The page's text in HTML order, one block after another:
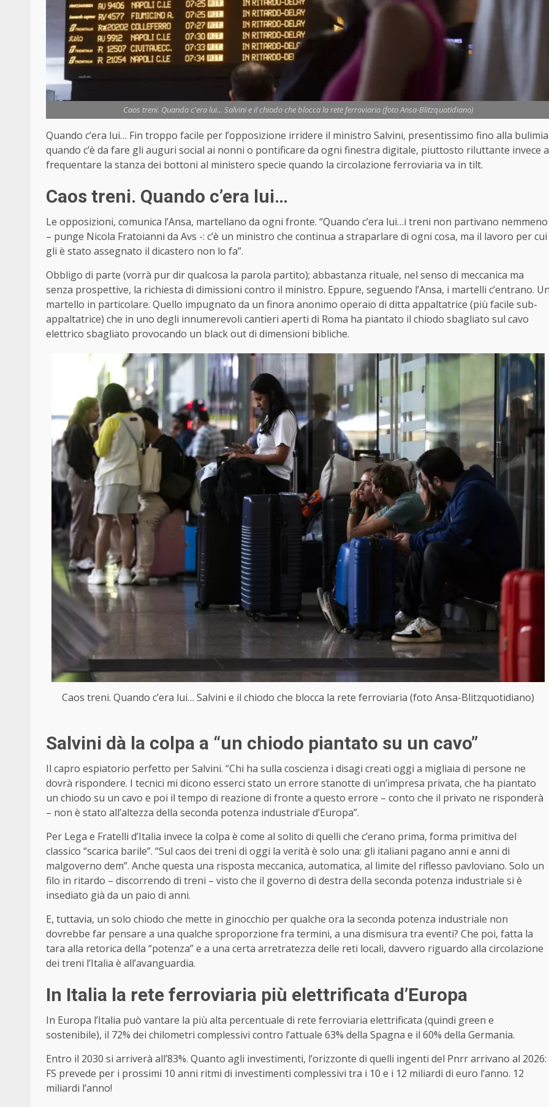
Caos treni. Quando c'era lui... Salvini e il chiodo che blocca la rete ferroviaria (foto Ansa-Blitzquotidiano)
Quando c’era lui… Fin troppo facile per l’opposizione irridere il ministro Salvini, presentissimo fino alla bulimia
quando c’è da fare gli auguri social ai nonni o pontificare da ogni finestra digitale, piuttosto riluttante invece a
frequentare la stanza dei bottoni al ministero specie quando la circolazione ferroviaria va in tilt.
Caos treni. Quando c’era lui…
Le opposizioni, comunica l’Ansa, martellano da ogni fronte. “Quando c’era lui…i treni non partivano nemmeno
– punge Nicola Fratoianni da Avs -: c’è un ministro che continua a straparlare di ogni cosa, ma il lavoro per cui
gli è stato assegnato il dicastero non lo fa”.
Obbligo di parte (vorrà pur dir qualcosa la parola partito); abbastanza rituale, nel senso di meccanica ma
senza prospettive, la richiesta di dimissioni contro il ministro. Eppure, seguendo l’Ansa, i martelli c’entrano.
martello in particolare. Quello impugnato da un finora anonimo operaio di ditta appaltatrice (più facile sub-
appaltatrice) che in uno degli innumerevoli cantieri aperti di Roma ha piantato il chiodo sbagliato sul cavo
elettrico sbagliato provocando un black out di dimensioni bibliche.
Caos treni. Quando c’era lui… Salvini e il chiodo che blocca la rete ferroviaria (foto Ansa-Blitzquotidiano)
Salvini dà la colpa a “un chiodo piantato su un cavo”
Il capro espiatorio perfetto per Salvini. “Chi ha sulla coscienza i disagi creati oggi a migliaia di persone ne
dovrà rispondere. I tecnici mi dicono esserci stato un errore stanotte di un’impresa privata, che ha piantato
un chiodo su un cavo e poi il tempo di reazione di fronte a questo errore – conto che il privato ne risponderà
– non è stato all’altezza della seconda potenza industriale d’Europa”.
Per Lega e Fratelli d’Italia invece la colpa è come al solito di quelli che c’erano prima, forma primitiva del
classico “scarica barile”. “Sul caos dei treni di oggi la verità è solo una: gli italiani pagano anni e anni di
malgoverno dem”. Anche questa una risposta meccanica, automatica, al limite del riflesso pavloviano. Solo un
filo in ritardo – discorrendo di treni – visto che il governo di destra della seconda potenza industriale si è
insediato già da un paio di anni.
E, tuttavia, un solo chiodo che mette in ginocchio per qualche ora la seconda potenza industriale non
dovrebbe far pensare a una qualche sproporzione fra termini, a una dismisura tra eventi? Che poi, fatta la
tara alla retorica della “potenza” e a una certa arretratezza delle reti locali, davvero riguardo alla circolazione
dei treni l’Italia è all’avanguardia.
In Italia la rete ferroviaria più elettrificata d’Europa
In Europa l’Italia può vantare la più alta percentuale di rete ferroviaria elettrificata (quindi green e
sostenibile), il 72% dei chilometri complessivi contro l’attuale 63% della Spagna e il 60% della Germania.
Entro il 2030 si arriverà all’83%. Quanto agli investimenti, l’orizzonte di quelli ingenti del Pnrr arrivano al 2026:
FS prevede per i prossimi 10 anni ritmi di investimenti complessivi tra i 10 e i 12 miliardi di euro l’anno. 12
miliardi l’anno!